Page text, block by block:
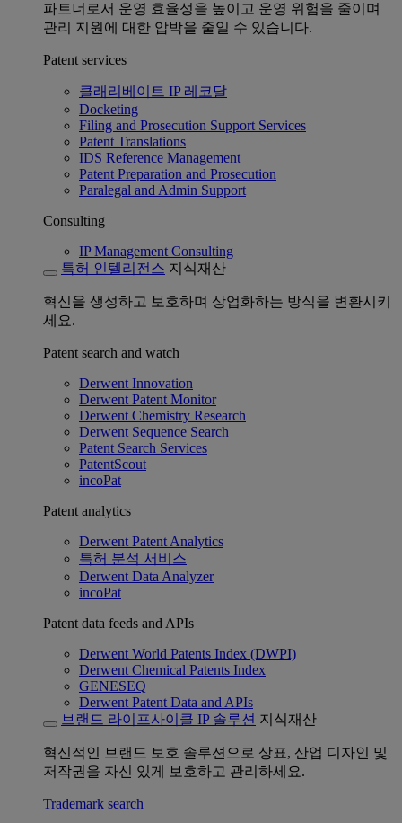
파트너로서 운영 효율성을 높이고 운영 위험을 줄이며
관리 지원에 대한 압박을 줄일 수 있습니다.
Patent services
클래리베이트 IP 레코달
Docketing
Filing and Prosecution Support Services
Patent Translations
IDS Reference Management
Patent Preparation and Prosecution
Paralegal and Admin Support
Consulting
IP Management Consulting
특허 인텔리전스 지식재산
혁신을 생성하고 보호하며 상업화하는 방식을 변환시키
세요.
Patent search and watch
Derwent Innovation
Derwent Patent Monitor
Derwent Chemistry Research
Derwent Sequence Search
Patent Search Services
PatentScout
incoPat
Patent analytics
Derwent Patent Analytics
특허 분석 서비스
Derwent Data Analyzer
incoPat
Patent data feeds and APIs
Derwent World Patents Index (DWPI)
Derwent Chemical Patents Index
GENESEQ
Derwent Patent Data and APIs
브랜드 라이프사이클 IP 솔루션 지식재산
혁신적인 브랜드 보호 솔루션으로 상표, 산업 디자인 및
저작권을 자신 있게 보호하고 관리하세요.
Trademark search